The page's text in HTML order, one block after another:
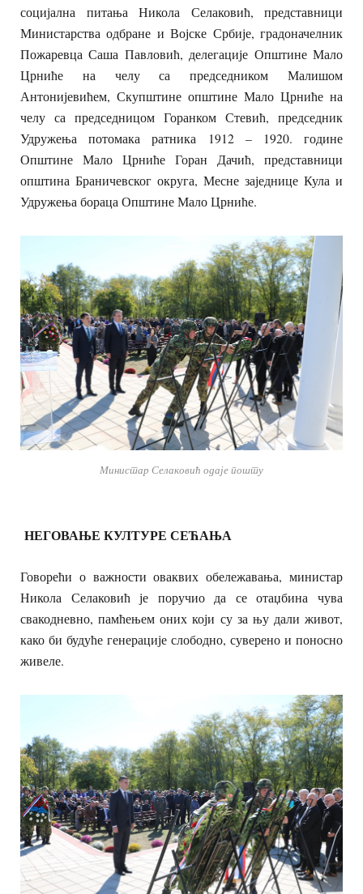
социјална питања Никола Селаковић, представници
Министарства одбране и Војске Србије, градоначелник
Пожаревца Саша Павловић, делегације Општине Мало
Црниће на челу са председником Малишом
Антонијевићем, Скупштине општине Мало Црниће на
челу са председницом Горанком Стевић, председник
Удружења потомака ратника 1912 – 1920. године
Општине Мало Црниће Горан Дачић, представници
општина Браничевског округа, Месне заједнице Кула и
Удружења бораца Општине Мало Црниће.
Министар Селаковић одаје пошту
НЕГОВАЊЕ КУЛТУРЕ СЕЋАЊА
Говорећи о важности оваквих обележавања, министар
Никола Селаковић је поручио да се отаџбина чува
свакодневно, памћењем оних који су за њу дали живот,
како би будуће генерације слободно, суверено и поносно
живеле.